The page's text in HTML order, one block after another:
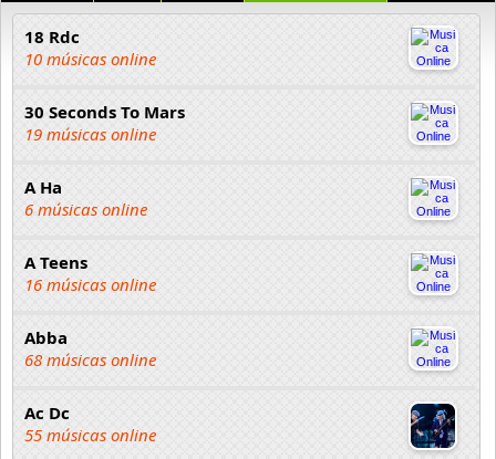
18 Rdc
10 músicas online
30 Seconds To Mars
19 músicas online
A Ha
6 músicas online
A Teens
16 músicas online
Abba
68 músicas online
Ac Dc
55 músicas online